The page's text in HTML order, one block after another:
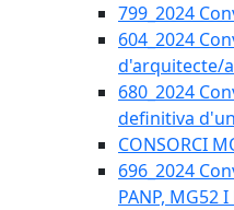
799_2024
604_2024
d'arquitecte/a
680_2024
definitiva
CONSORCI
696_2024
PANP, MG52